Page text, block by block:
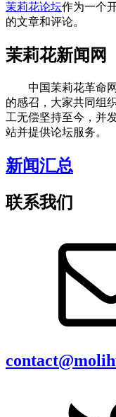
茉莉花论坛作为一个
的文章和评论。
茉莉花新闻网
中国茉莉花革命网
的感召，大家共同组
工无偿坚持至今，并
站并提供论坛服务。
新闻汇总
联系我们